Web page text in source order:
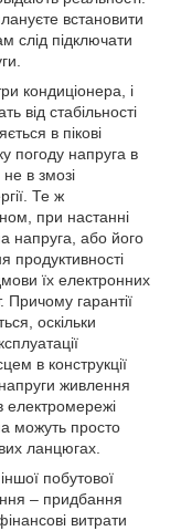
встановити
слід підключати
кондиціонера, і
від стабільності
в пікові
погоду напруга в
в змозі
Те ж
при настанні
напруга, або його
продуктивності
їх електронних
Причому гарантії
оскільки
в конструкції
живлення
електромережі
можуть просто
ланцюгах.
побутової
– придбання
витрати